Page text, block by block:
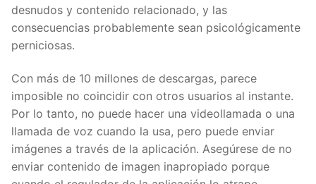
desnudos y contenido relacionado, y las
consecuencias probablemente sean psicológicamente
perniciosas.
Con más de 10 millones de descargas, parece
imposible no coincidir con otros usuarios al instante.
Por lo tanto, no puede hacer una videollamada o una
llamada de voz cuando la usa, pero puede enviar
imágenes a través de la aplicación. Asegúrese de no
enviar contenido de imagen inapropiado porque